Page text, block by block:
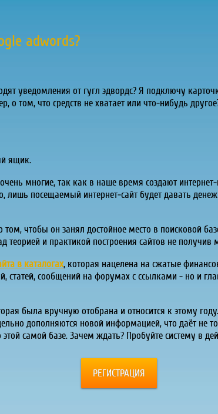
adwords?
уведомления от гугл эдвордс? Я подключу
о том, что средств не хватает или что-нибудь
ящик.
многие, так как в наше время создают
лишь посещаемый интернет-сайт будет давать
чтобы он занял достойное место в поисковой
теорией и практикой построения сайтов не
в каталогах, которая нацелена на сжатые
статей, сообщений на форумах с ссылками - но и
была вручную отобрана и относится к этому
дополняются новой информацией, что даёт не
самой базе. Зачем ждать? Пробуйте систему в
РЕГИСТРАЦИЯ